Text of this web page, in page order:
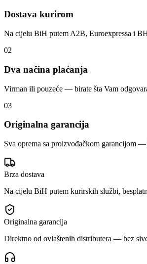
Dostava kurirom
Na cijelu BiH putem A2B, Euroexpressa i
02
Dva načina plaćanja
Virman ili pouzeće — birate šta Vam
03
Originalna garancija
Sva oprema sa proizvođačkom garancijom
Brza dostava
Na cijelu BiH putem kurirskih službi,
Originalna garancija
Direktno od ovlaštenih distributera — bez